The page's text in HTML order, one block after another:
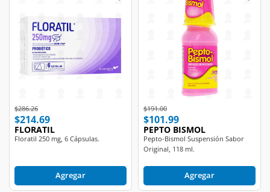
Price reduced from
$286.26to
$214.69
FLORATIL
Floratil 250 mg, 6 Cápsulas.
Agregar
Price reduced from
$191.00to
$101.99
PEPTO BISMOL
Pepto-Bismol Suspensión Sabor
Original, 118 ml.
Agregar